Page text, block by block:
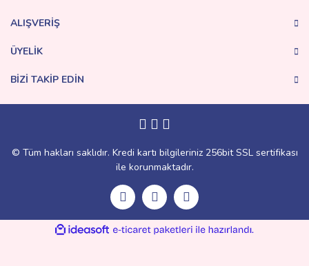
ALIŞVERİŞ
ÜYELİK
BİZİ TAKİP EDİN
© Tüm hakları saklıdır. Kredi kartı bilgileriniz 256bit SSL sertifikası
ile korunmaktadır.
ideasoft
e-